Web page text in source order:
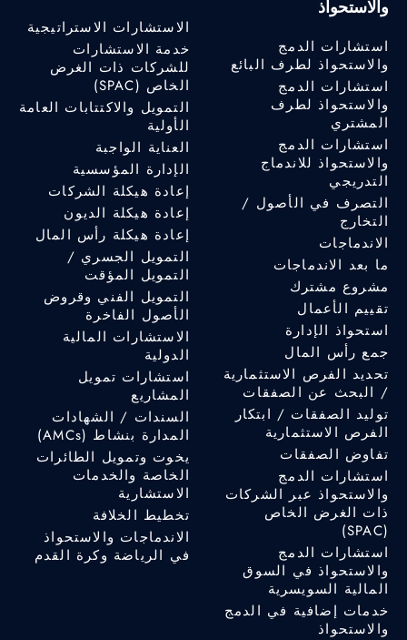
والاستحواذ
استشارات الدمج
والاستحواذ لطرف البائع
استشارات الدمج
والاستحواذ لطرف
المشتري
استشارات الدمج
والاستحواذ للاندماج
التدريجي
التصرف في الأصول /
التخارج
الاندماجات
ما بعد الاندماجات
مشروع مشترك
تقييم الأعمال
استحواذ الإدارة
جمع رأس المال
تحديد الفرص الاستثمارية
/ البحث عن الصفقات
توليد الصفقات / ابتكار
الفرص الاستثمارية
تفاوض الصفقات
استشارات الدمج
والاستحواذ عبر الشركات
ذات الغرض الخاص
(SPAC)
استشارات الدمج
والاستحواذ في السوق
المالية السويسرية
خدمات إضافية في الدمج
والاستحواذ
الاستشارات الاستراتيجية
خدمة الاستشارات
للشركات ذات الغرض
الخاص (SPAC)
التمويل والاكتتابات العامة
الأولية
العناية الواجبة
الإدارة المؤسسية
إعادة هيكلة الشركات
إعادة هيكلة الديون
إعادة هيكلة رأس المال
التمويل الجسري /
التمويل المؤقت
التمويل الفني وقروض
الأصول الفاخرة
الاستشارات المالية
الدولية
استشارات تمويل
المشاريع
السندات / الشهادات
المدارة بنشاط (AMCs)
يخوت وتمويل الطائرات
الخاصة والخدمات
الاستشارية
تخطيط الخلافة
الاندماجات والاستحواذ
في الرياضة وكرة القدم